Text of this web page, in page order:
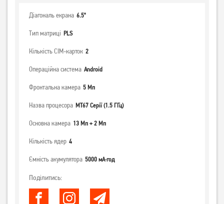
Діагональ екрана 6.5"
Тип матриці PLS
Кількість СІМ-карток 2
Операційна система Android
Фронтальна камера 5 Мп
Назва процесора MT67 Серії (1.5 ГГц)
Основна камера 13 Мп + 2 Мп
Кількість ядер 4
Ємність акумулятора 5000 мА·год
Поділитись: